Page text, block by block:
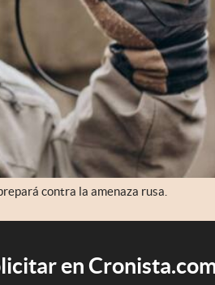
contra la amenaza rusa.
en